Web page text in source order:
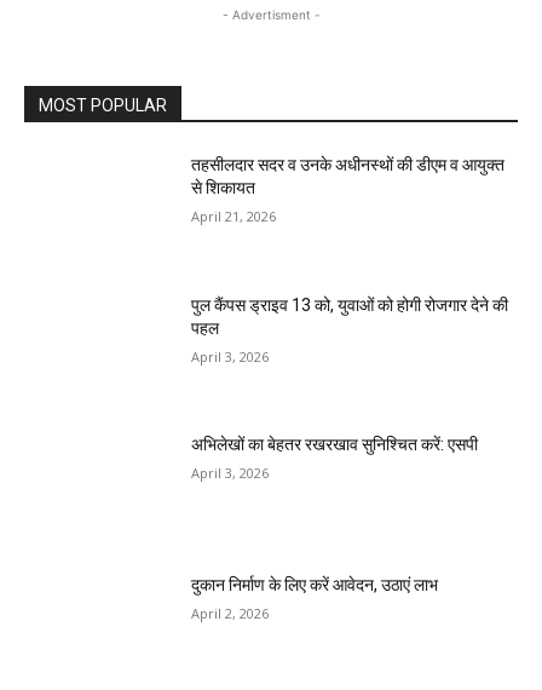
- Advertisment -
MOST POPULAR
तहसीलदार सदर व उनके अधीनस्थों की डीएम व आयुक्त
से शिकायत
April 21, 2026
पुल कैंपस ड्राइव 13 को, युवाओं को होगी रोजगार देने की
पहल
April 3, 2026
अभिलेखों का बेहतर रखरखाव सुनिश्चित करें: एसपी
April 3, 2026
दुकान निर्माण के लिए करें आवेदन, उठाएं लाभ
April 2, 2026